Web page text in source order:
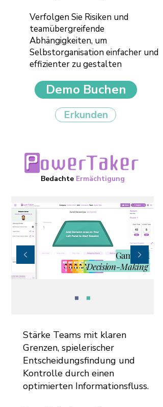
Verfolgen Sie Risiken und
teamübergreifende
Abhängigkeiten, um
Selbstorganisation einfacher und
effizienter zu gestalten
Demo Buchen
Erkunden
Bedachte Ermächtigung
Gamified
Decision-Making
Stärke Teams mit klaren
Grenzen, spielerischer
Entscheidungsfindung und
Kontrolle durch einen
optimierten Informationsfluss.